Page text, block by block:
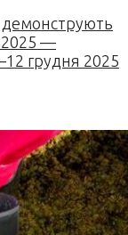
демонструють
2025 —
грудня 2025